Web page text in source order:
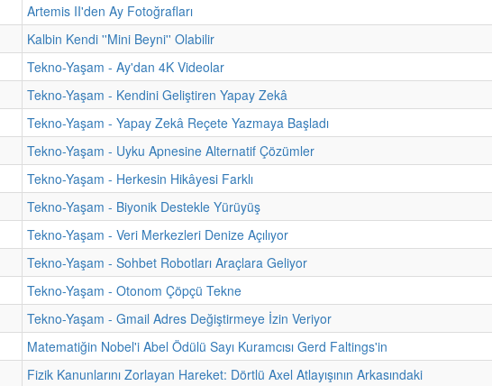
Artemis II'den Ay Fotoğrafları
Kalbin Kendi ''Mini Beyni'' Olabilir
Tekno-Yaşam - Ay'dan 4K Videolar
Tekno-Yaşam - Kendini Geliştiren Yapay Zekâ
Tekno-Yaşam - Yapay Zekâ Reçete Yazmaya Başladı
Tekno-Yaşam - Uyku Apnesine Alternatif Çözümler
Tekno-Yaşam - Herkesin Hikâyesi Farklı
Tekno-Yaşam - Biyonik Destekle Yürüyüş
Tekno-Yaşam - Veri Merkezleri Denize Açılıyor
Tekno-Yaşam - Sohbet Robotları Araçlara Geliyor
Tekno-Yaşam - Otonom Çöpçü Tekne
Tekno-Yaşam - Gmail Adres Değiştirmeye İzin Veriyor
Matematiğin Nobel'i Abel Ödülü Sayı Kuramcısı Gerd Faltings'in
Fizik Kanunlarını Zorlayan Hareket: Dörtlü Axel Atlayışının Arkasındaki